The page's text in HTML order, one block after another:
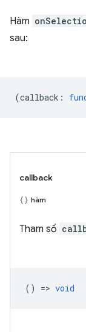
Hàm
sau:
(callback :
callback
hàm
Tham số
() => void